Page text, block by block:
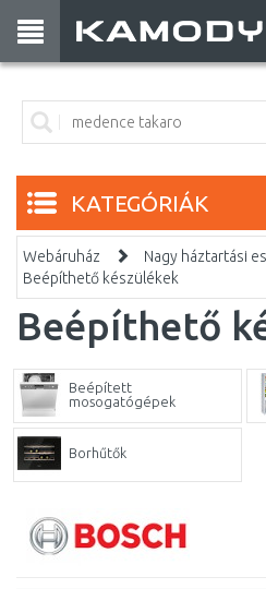
KATEGÓRIÁK
Webáruház
Nagy háztartási
Beépíthető készülékek
Beépíthető
Beépített
mosogatógépek
Borhűtők